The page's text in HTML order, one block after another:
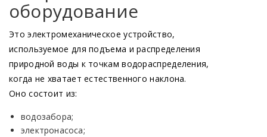
оборудование
Это электромеханическое устройство,
используемое для подъема и распределения
природной воды к точкам водораспределения,
когда не хватает естественного наклона.
Оно состоит из:
водозабора;
электронасоса;